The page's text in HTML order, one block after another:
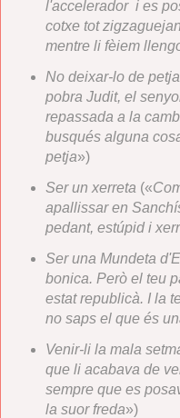
l'accelerador i es
cotxe tot
mentre li fèiem
No deixar-lo de petja
pobra Judit, el
repassada a la
busqués alguna
petja»)
Ser un xerreta («
apallissar en
pedant, estúpid i
Ser una Mundeta
bonica. Però el teu
estat republicà. I la
no saps el que és
Venir-li la mala
que li acabava de
sempre que es
la suor freda»)